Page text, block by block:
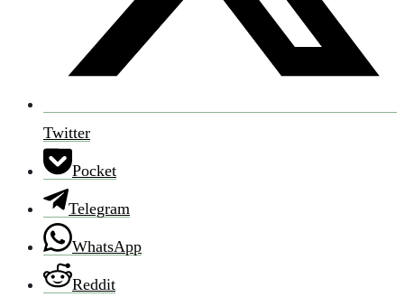
Twitter
Pocket
Telegram
WhatsApp
Reddit